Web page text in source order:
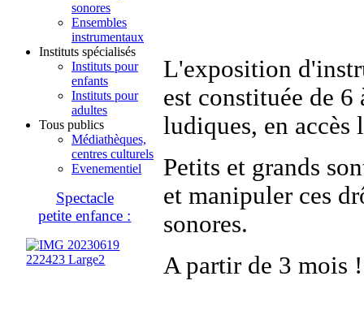
L'exposition
est constituée de 6
ludiques, en accès
Petits et grands
et manipuler ces
sonores.
A partir de 3 mois !
sonores
Ensembles
instrumentaux
Instituts spécialisés
Instituts pour
enfants
Instituts pour
adultes
Tous publics
Médiathèques,
centres culturels
Evenementiel
Spectacle
petite enfance :